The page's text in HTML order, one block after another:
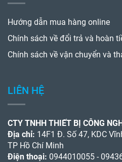
Hướng dẫn mua hàng online
Chính sách về đổi trả và hoàn
Chính sách về vận chuyển và
LIÊN HỆ
CTY TNHH THIẾT BỊ CÔNG
Địa chỉ: 14F1 Đ. Số 47, KDC
TP Hồ Chí Minh
Điện thoại: 0944010055 -